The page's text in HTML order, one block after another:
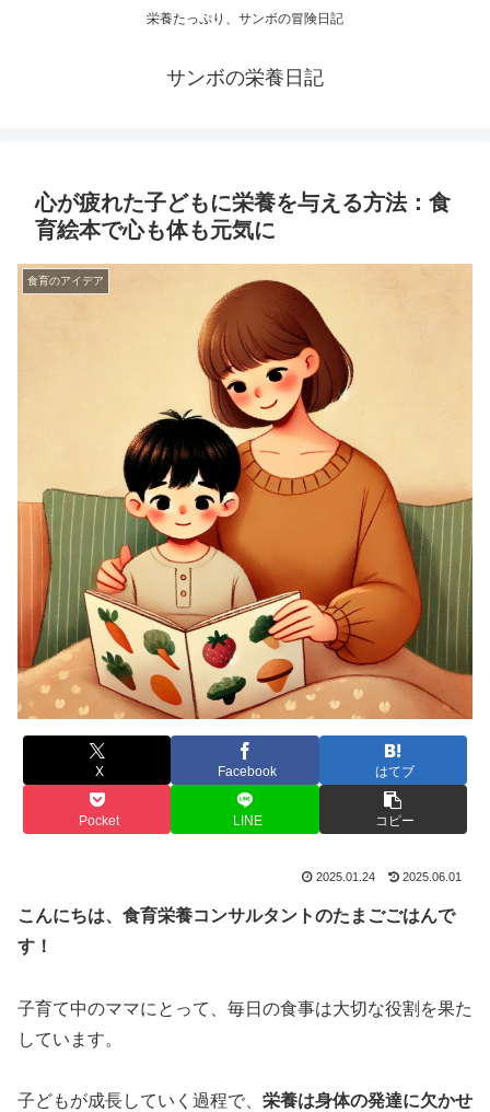
栄養たっぷり、サンボの冒険日記
サンボの栄養日記
心が疲れた子どもに栄養を与える方法：食
育絵本で心も体も元気に
食育のアイデア
X Facebook はてブ
Pocket LINE コピー
2025.01.24 2025.06.01
こんにちは、食育栄養コンサルタントのたまごごはんで
す！
子育て中のママにとって、毎日の食事は大切な役割を果た
しています。
子どもが成長していく過程で、 栄養は身体の発達に欠かせ